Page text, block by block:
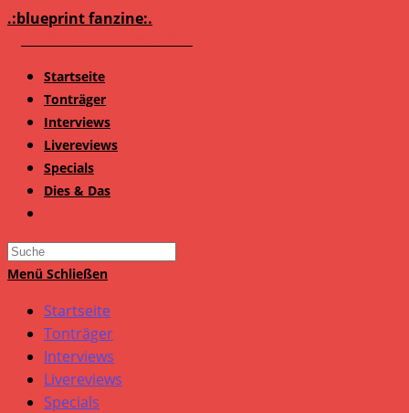
Zum
.:blueprint fanzine:.
Startseite
Tonträger
Interviews
Livereviews
Specials
Dies & Das
Search
this
Menü Schließen
Startseite
Tonträger
Interviews
Livereviews
Specials